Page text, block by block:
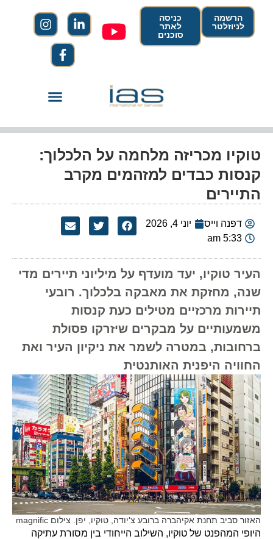
הרשמה
לניוזלטר
כניסה
לאתר
סוכנים
טוקיו מכריזה מלחמה על הלכלוך:
קנסות כבדים למזהמים מקרב
התיירים
דפנה וייס
יוני 4, 2026
5:33 am
העיר טוקיו, יעד מועדף על מיליוני תיירים מדי
שנה, מחזקת את מאבקה בלכלוך. רובעי
תיירות מרכזיים מטילים כעת קנסות
משמעותיים על מבקרים שיזרקו פסולת
ברחובות, במטרה לשמר את ניקיון העיר ואת
החוויה היפנית האותנטית
האזור סביב תחנת אקיהברה ברובע צ'יודה, טוקיו, יפן. צילום magnific
היופי המהפנט של טוקיו, השילוב הייחודי בין מסורת עתיקה